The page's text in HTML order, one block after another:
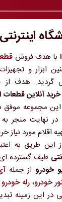
با هدف فروش
هدف از
خرید آنلاین
مجموعه موفق
نهایت منجر
اقلام مورد نیاز
این طریق به
طیف گسترده
خودرو از جمله
خودرو،رله خودرو
این زمینه